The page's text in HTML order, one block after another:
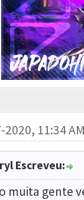
2020, 11:34
Escreveu:
muita gente